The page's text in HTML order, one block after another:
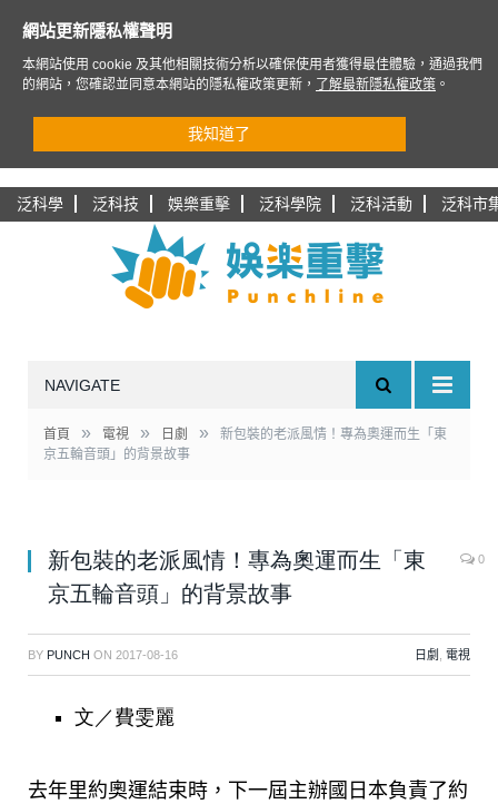
泛科學 泛科技 娛樂重擊 泛科學院 泛科活動 泛科市
NAVIGATE
首頁 » 電視 » 日劇 »
新包裝的老派風情！專為奧運而生「東
京五輪音頭」的背景故事
新包裝的老派風情！專為奧運而生「東
京五輪音頭」的背景故事
0
BY PUNCH ON 2017-08-16 日劇 電視
文／費雯麗
去年里約奧運結束時，下一屆主辦國日本負責了約
網站更新隱私權聲明
本網站使用 cookie 及其他相關技術分析以確保使用者獲得最佳體驗，通過我們
的網站，您確認並同意本網站的隱私權政策更新，
了解最新隱私權政策 。
我知道了